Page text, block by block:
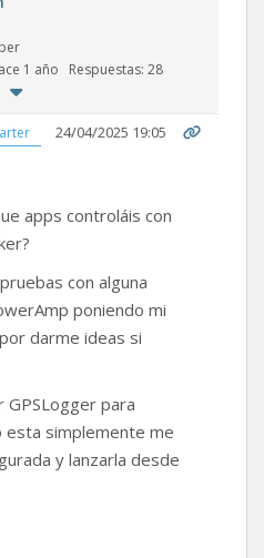
1 año
Respuestas: 28
24/04/2025 19:05
apps controláis con
con alguna
poniendo mi
darme ideas si
GPSLogger para
esta simplemente me
y lanzarla desde